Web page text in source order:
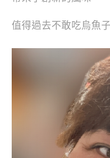
值得過去不敢吃烏魚